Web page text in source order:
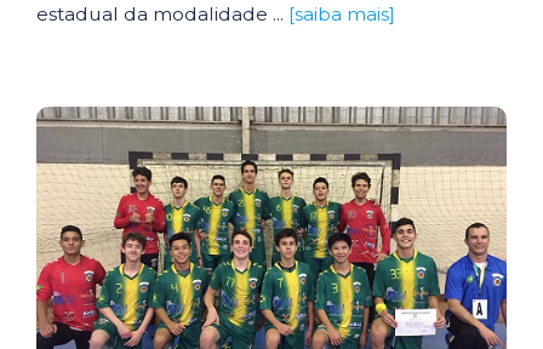
estadual da modalidade ... [saiba mais]